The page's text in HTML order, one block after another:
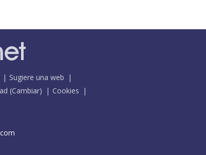
Sugiere una web
(Cambiar)
Cookies